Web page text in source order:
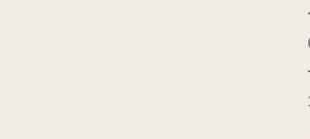
Last Updated : 1 /
Paparan